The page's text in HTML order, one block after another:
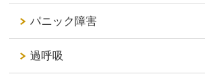
パニック障害
過呼吸